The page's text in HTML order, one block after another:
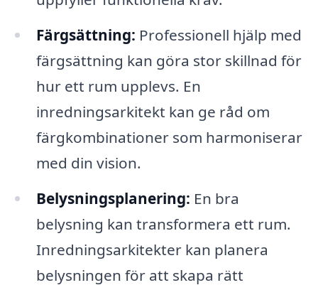
Färgsättning: Professionell hjälp med
färgsättning kan göra stor skillnad för
hur ett rum upplevs. En
inredningsarkitekt kan ge råd om
färgkombinationer som harmoniserar
med din vision.
Belysningsplanering: En bra
belysning kan transformera ett rum.
Inredningsarkitekter kan planera
belysningen för att skapa rätt